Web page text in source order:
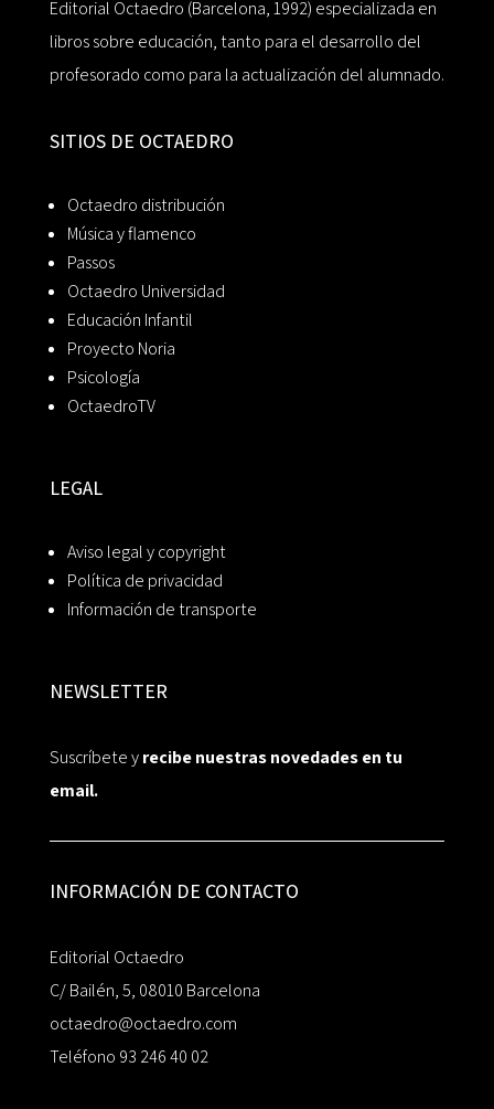
Editorial Octaedro (Barcelona, 1992) especializada en
libros sobre educación, tanto para el desarrollo del
profesorado como para la actualización del alumnado.
SITIOS DE OCTAEDRO
Octaedro distribución
Música y flamenco
Passos
Octaedro Universidad
Educación Infantil
Proyecto Noria
Psicología
OctaedroTV
LEGAL
Aviso legal y copyright
Política de privacidad
Información de transporte
NEWSLETTER
Suscríbete yrecibe nuestras novedades en tu
email.
INFORMACIÓN DE CONTACTO
Editorial Octaedro
C/ Bailén, 5, 08010 Barcelona
octaedro@octaedro.com
Teléfono 93 246 40 02